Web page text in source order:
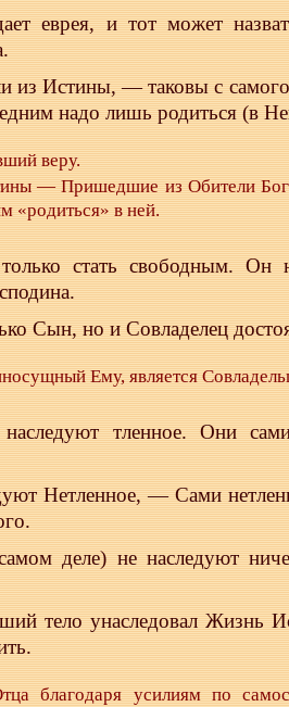
еврея, и тот может
из Истины, — таковы с
надо лишь родиться (в
веру.
— Пришедшие из Обители
«родиться» в ней.
стать свободным. Он
Сын, но и Совладелец
Ему, является
тленное. Они
Нетленное, — Сами
деле) не наследуют
тело унаследовал Жизнь
благодаря усилиям по